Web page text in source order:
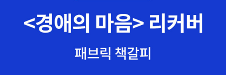
꾹질까지 나오네요. 정말 힘든 하루에요. 거기에 다양한 사건들이
줄줄이 생깁니다.​유치원이 끝나고 간 마트에서도 지루하고, 스파
게티도 마음에 들지 않아요. 고약한 스파게티를 먹고 지겨운 양치
질까지 해야 하는 하루입니다. ​그러나 엉망진창이었던 하루가 너
무 짜증 났지만 자기 전에 생각해 봅니다. 나쁜 하루에도 좋은 순